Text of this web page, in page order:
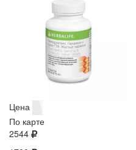
Цена
По карте
2544